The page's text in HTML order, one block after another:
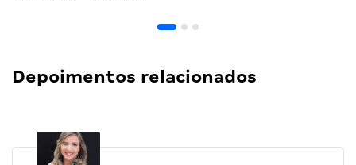
Depoimentos relacionados